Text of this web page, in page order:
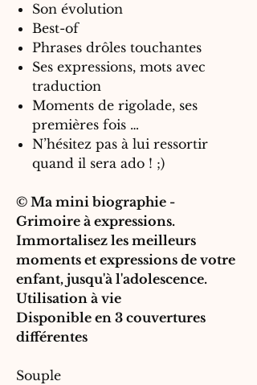
Son évolution
Best-of
Phrases drôles touchantes
Ses expressions, mots avec
traduction
Moments de rigolade, ses
premières fois …
N’hésitez pas à lui ressortir
quand il sera ado ! ;)
© Ma mini biographie -
Grimoire à expressions.
Immortalisez les meilleurs
moments et expressions de votre
enfant, jusqu'à l'adolescence.
Utilisation à vie
Disponible en 3 couvertures
différentes
Souple